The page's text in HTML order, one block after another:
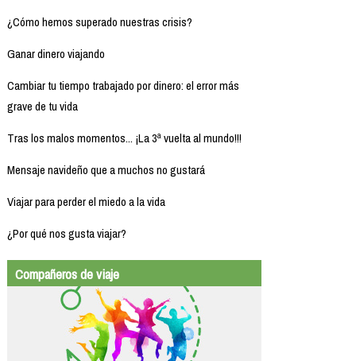
¿Cómo hemos superado nuestras crisis?
Ganar dinero viajando
Cambiar tu tiempo trabajado por dinero: el error más
grave de tu vida
Tras los malos momentos... ¡La 3ª vuelta al mundo!!!
Mensaje navideño que a muchos no gustará
Viajar para perder el miedo a la vida
¿Por qué nos gusta viajar?
Compañeros de viaje